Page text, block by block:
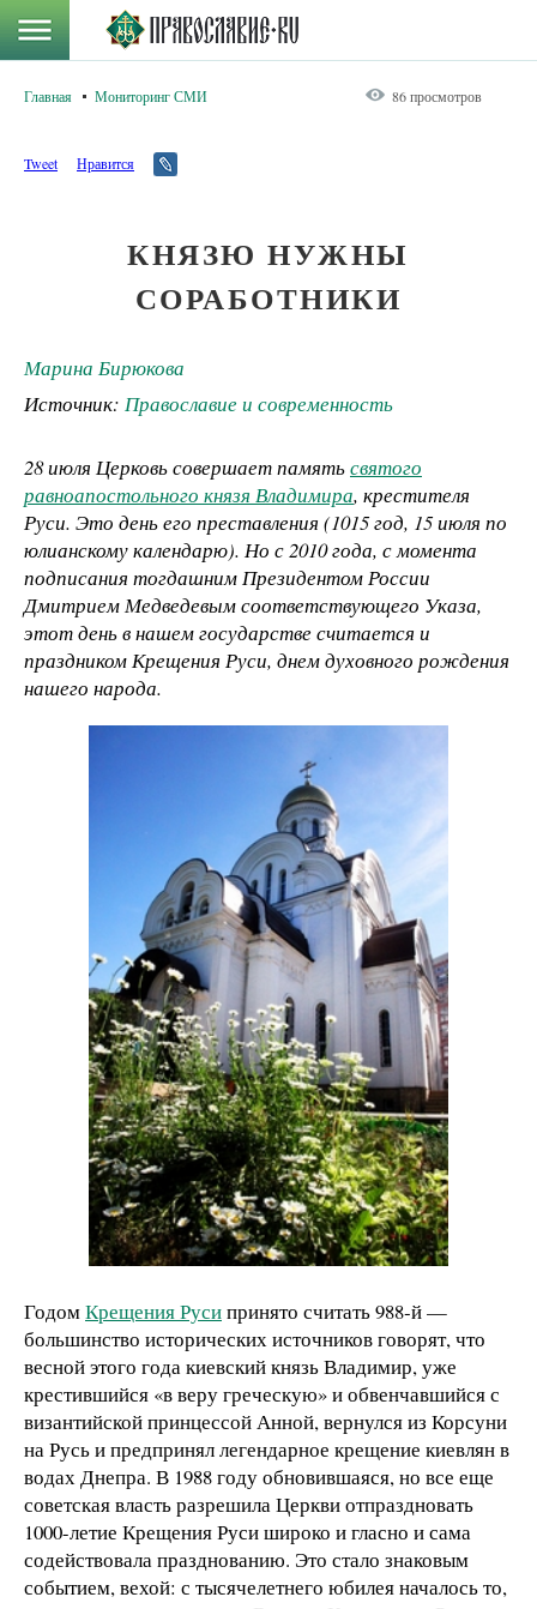
Главная Мониторинг СМИ 86 просмотров
Tweet Нравится
КНЯЗЮ НУЖНЫ
СОРАБОТНИКИ
Марина Бирюкова
Источник: Православие и современность
28 июля Церковь совершает памятьсвятого
равноапостольного князя Владимира, крестителя
Руси. Это день его преставления (1015 год, 15 июля по
юлианскому календарю). Но с 2010 года, с момента
подписания тогдашним Президентом России
Дмитрием Медведевым соответствующего Указа,
этот день в нашем государстве считается и
праздником Крещения Руси, днем духовного рождения
нашего народа.
ГодомКрещения Русипринято считать 988‑й —
большинство исторических источников говорят, что
весной этого года киевский князь Владимир, уже
крестившийся «в веру греческую» и обвенчавшийся с
византийской принцессой Анной, вернулся из Корсуни
на Русь и предпринял легендарное крещение киевлян в
водах Днепра. В 1988 году обновившаяся, но все еще
советская власть разрешила Церкви отпраздновать
1000-летие Крещения Руси широко и гласно и сама
содействовала празднованию. Это стало знаковым
событием, вехой: с тысячелетнего юбилея началось то,